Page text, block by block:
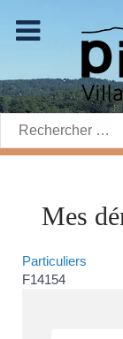
Rechercher:
Mes
Particuliers
F14154